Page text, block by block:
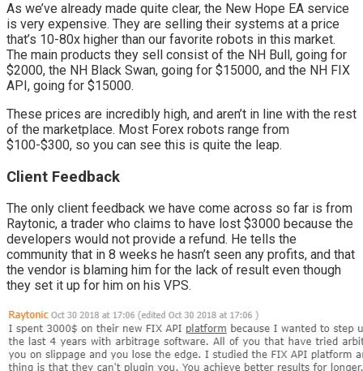
As we’ve already made quite clear, the New Hope EA service
is very expensive. They are selling their systems at a price
that’s 10-80x higher than our favorite robots in this market.
The main products they sell consist of the NH Bull, going for
$2000, the NH Black Swan, going for $15000, and the NH FIX
API, going for $15000.
These prices are incredibly high, and aren’t in line with the rest
of the marketplace. Most Forex robots range from
$100-$300, so you can see this is quite the leap.
Client Feedback
The only client feedback we have come across so far is from
Raytonic, a trader who claims to have lost $3000 because the
developers would not provide a refund. He tells the
community that in 8 weeks he hasn’t seen any profits, and that
the vendor is blaming him for the lack of result even though
they set it up for him on his VPS.